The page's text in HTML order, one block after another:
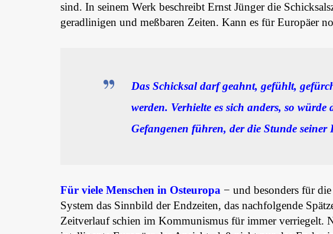
sind. In seinem Werk beschreibt Ernst Jünger die
geradlinigen und meßbaren Zeiten. Kann es für Europäer
Das Schicksal darf geahnt, gefühlt,
werden. Verhielte es sich anders, so würde
Gefangenen führen, der die Stunde
Für viele Menschen in Osteuropa − und besonders für
System das Sinnbild der Endzeiten, das nachfolgende
Zeitverlauf schien im Kommunismus für immer verriegelt.